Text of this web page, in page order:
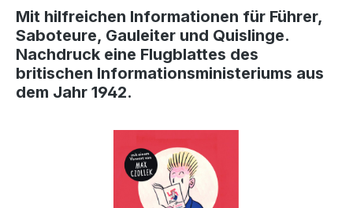
Mit hilfreichen Informationen für Führer,
Saboteure, Gauleiter und Quislinge.
Nachdruck eine Flugblattes des
britischen Informationsministeriums aus
dem Jahr 1942.